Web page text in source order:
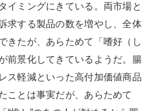
イミングにきている。両市場と
求する製品の数を増やし、全体
きたが、あらためて「嗜好（し
前景化してきているようだ。腸
ス軽減といった高付加価値商品
ことは事実だが、あらためて